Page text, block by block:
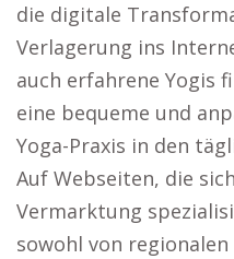
die digitale
Verlagerung ins
auch erfahrene Yogis
eine bequeme und
Yoga-Praxis in den
Auf Webseiten, die
Vermarktung
sowohl von regionalen